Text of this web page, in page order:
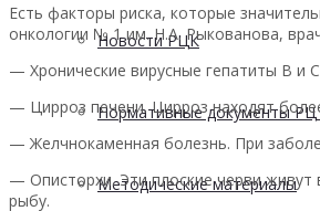
Новости РЦК
Нормативные документы РЦ
Методические материалы
Есть факторы риска, которые
онкологии № 1 им. Н.А. Рыкованова,
— Хронические вирусные гепатиты В и
— Цирроз печени. Цирроз находят
— Желчнокаменная болезнь. При
— Описторхи. Эти плоские черви
рыбу.